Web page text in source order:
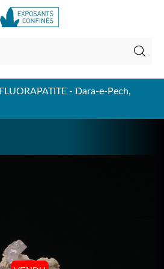
FLUORAPATITE - Dara-e-Pech,